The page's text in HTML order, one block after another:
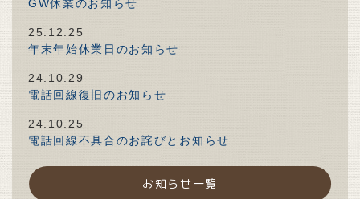
お知らせ一覧
GW休業のお知らせ
25.12.25
年末年始休業日のお知らせ
24.10.29
電話回線復旧のお知らせ
24.10.25
電話回線不具合のお詫びとお知らせ